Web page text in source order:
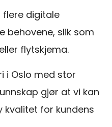
flere digitale
behovene, slik som
flytskjema.
i Oslo med stor
gjør at vi kan
kvalitet for kundens